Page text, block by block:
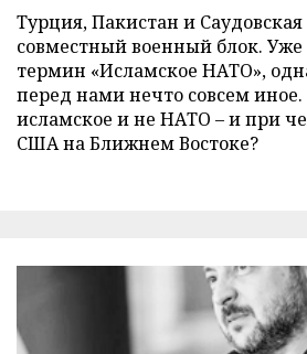
Турция, Пакистан и
совместный военный блок.
термин «Исламское НАТО»,
перед нами нечто совсем
исламское и не НАТО – и при
США на Ближнем Востоке?